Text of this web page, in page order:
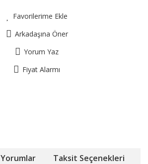
Favorilerime Ekle
Arkadaşına Öner
Yorum Yaz
Fiyat Alarmı
Yorumlar Taksit Seçenekleri